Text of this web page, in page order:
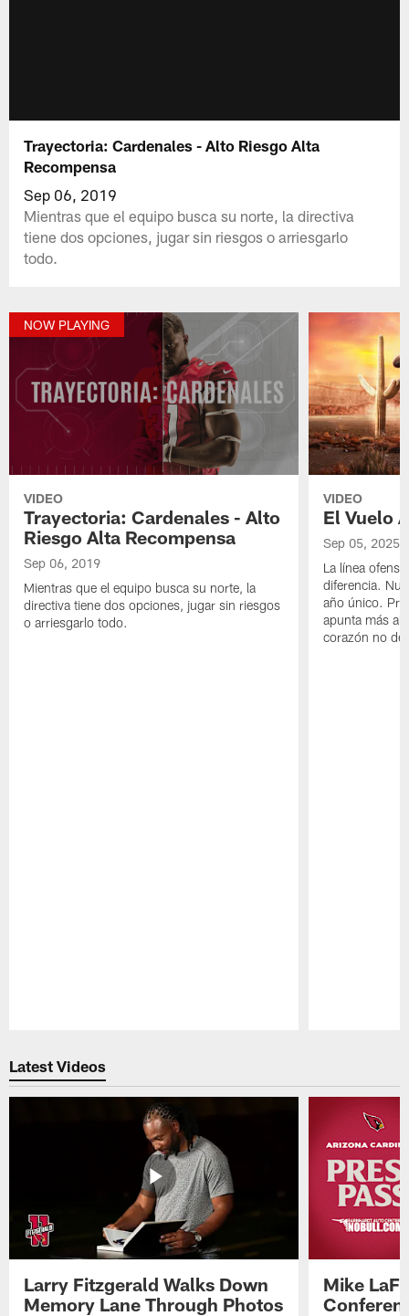
Trayectoria: Cardenales - Alto Riesgo Alta
Recompensa
Sep 06, 2019
Mientras que el equipo busca su norte, la directiva
tiene dos opciones, jugar sin riesgos o arriesgarlo
todo.
NOW PLAYING
VIDEO
Trayectoria: Cardenales - Alto
Riesgo Alta Recompensa
Sep 06, 2019
Mientras que el equipo busca su norte, la
directiva tiene dos opciones, jugar sin riesgos
o arriesgarlo todo.
VIDEO
El Vuelo
Sep 05, 2025
La línea
diferencia.
año único.
apunta más
corazón no
Latest Videos
Larry Fitzgerald Walks Down
Memory Lane Through Photos
Mike